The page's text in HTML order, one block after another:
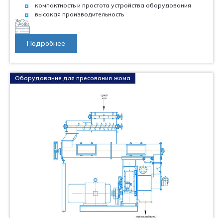
компактность и простота устройства оборудования
высокая производительность
Подробнее
Оборудование для пресования жома